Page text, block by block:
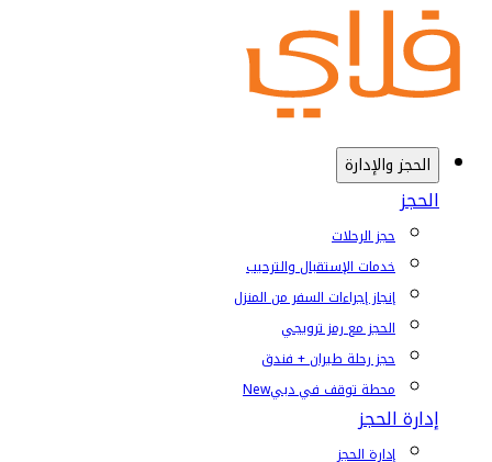
الحجز والإدارة
الحجز
حجز الرحلات
خدمات الإستقبال والترحيب
إنجاز إجراءات السفر من المنزل
الحجز مع رمز ترويجي
حجز رحلة طيران + فندق
محطة توقف في دبيNew
إدارة الحجز
إدارة الحجز